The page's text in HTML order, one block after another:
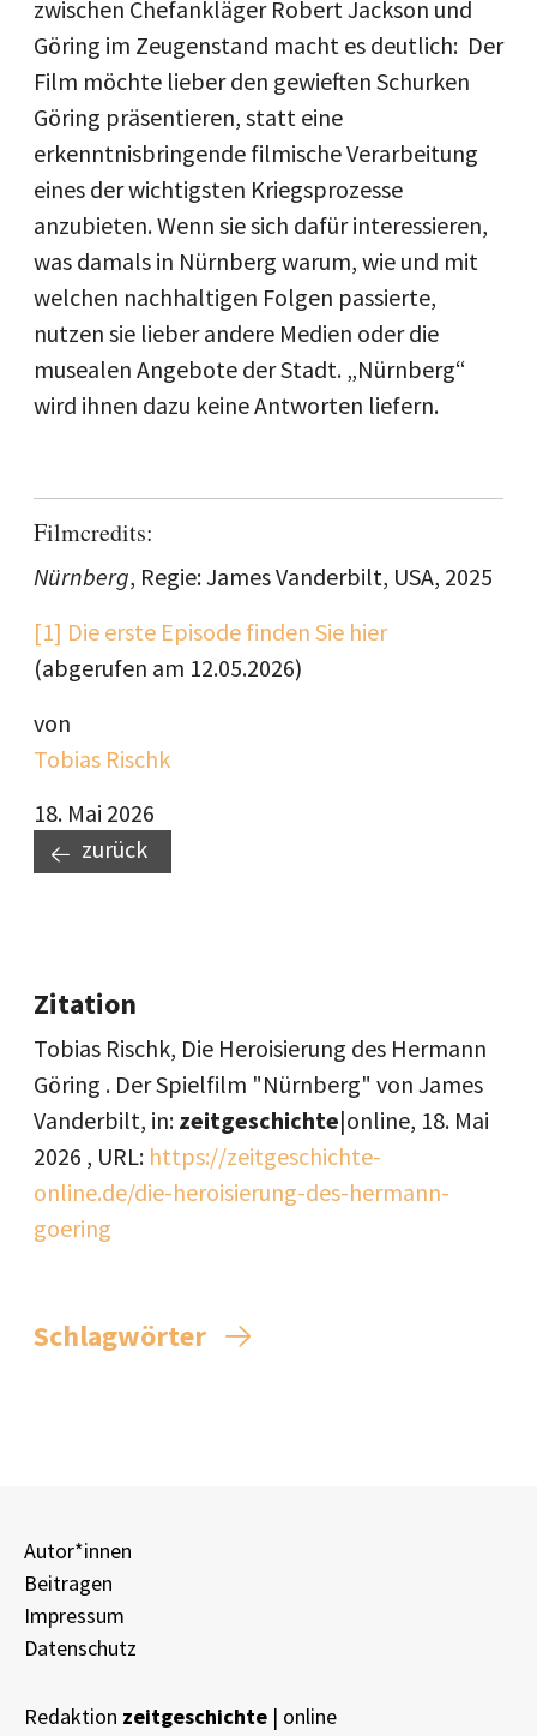
zwischen Chefankläger Robert Jackson und
Göring im Zeugenstand macht es deutlich: Der
Film möchte lieber den gewieften Schurken
Göring präsentieren, statt eine
erkenntnisbringende filmische Verarbeitung
eines der wichtigsten Kriegsprozesse
anzubieten. Wenn sie sich dafür interessieren,
was damals in Nürnberg warum, wie und mit
welchen nachhaltigen Folgen passierte,
nutzen sie lieber andere Medien oder die
musealen Angebote der Stadt. „Nürnberg“
wird ihnen dazu keine Antworten liefern.
Filmcredits:
Nürnberg, Regie: James Vanderbilt, USA, 2025
[1] Die erste Episode finden Sie hier
(abgerufen am 12.05.2026)
von
Tobias Rischk
18. Mai 2026
zurück
Zitation
Tobias Rischk, Die Heroisierung des Hermann
Göring . Der Spielfilm "Nürnberg" von James
Vanderbilt, in: zeitgeschichte|online, 18. Mai
2026 , URL: https://zeitgeschichte-
online.de/die-heroisierung-des-hermann-
goering
Schlagwörter
Autor*innen
Beitragen
Impressum
Datenschutz
Redaktion zeitgeschichte | online